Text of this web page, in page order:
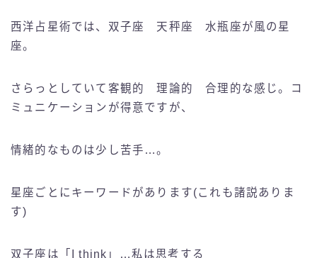
西洋占星術では、双子座 天秤座 水瓶座が風の星
座。
さらっとしていて客観的 理論的 合理的な感じ。コ
ミュニケーションが得意ですが、
情緒的なものは少し苦手…。
星座ごとにキーワードがあります(これも諸説ありま
す)
双子座は「I think」…私は思考する